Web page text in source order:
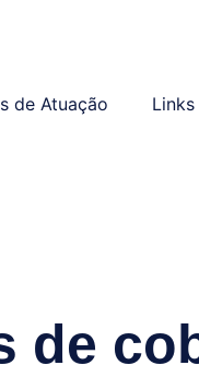
de Atuação
de